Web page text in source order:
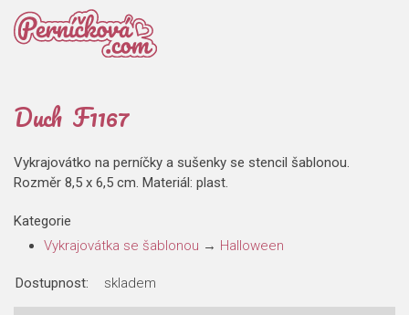
Duch F1167
Vykrajovátko na perníčky a sušenky se stencil šablonou.
Rozměr 8,5 x 6,5 cm. Materiál: plast.
Kategorie
Vykrajovátka se šablonou → Halloween
Dostupnost: skladem